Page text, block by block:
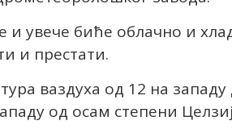
и увече биће облачно и
и престати.
ваздуха од 12 на
од осам степени